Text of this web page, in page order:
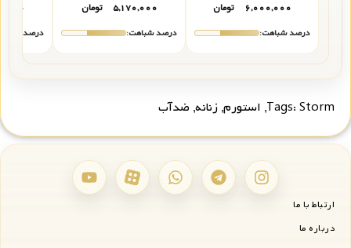
۶,۰۰۰,۰۰۰
تومان
درصد شباهت:
۵,۱۷۰,۰۰۰
تومان
درصد شباهت:
درصد
Tags: Storm
, استورم, زنانه, ضدآب
ارتباط با ما
درباره ما